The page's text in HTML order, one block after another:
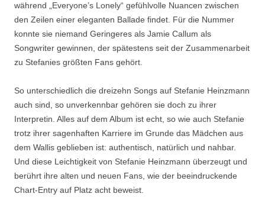
während „Everyone’s Lonely“ gefühlvolle Nuancen zwischen
den Zeilen einer eleganten Ballade findet. Für die Nummer
konnte sie niemand Geringeres als Jamie Callum als
Songwriter gewinnen, der spätestens seit der Zusammenarbeit
zu Stefanies größten Fans gehört.
So unterschiedlich die dreizehn Songs auf Stefanie Heinzmann
auch sind, so unverkennbar gehören sie doch zu ihrer
Interpretin. Alles auf dem Album ist echt, so wie auch Stefanie
trotz ihrer sagenhaften Karriere im Grunde das Mädchen aus
dem Wallis geblieben ist: authentisch, natürlich und nahbar.
Und diese Leichtigkeit von Stefanie Heinzmann überzeugt und
berührt ihre alten und neuen Fans, wie der beeindruckende
Chart-Entry auf Platz acht beweist.